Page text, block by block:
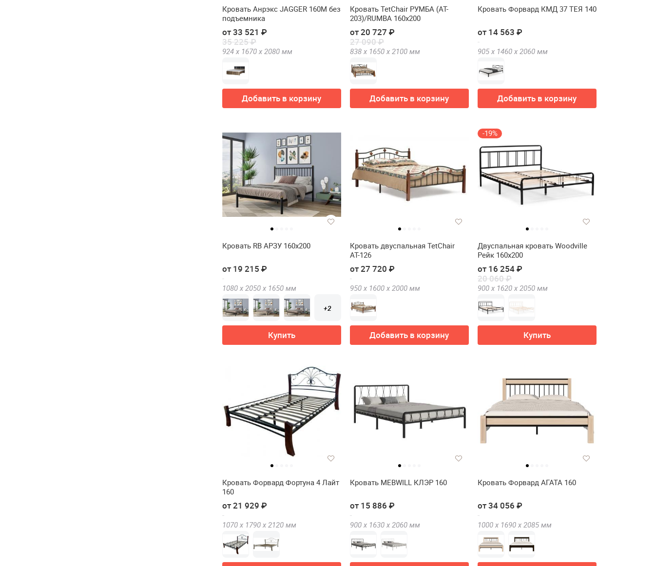
Кровать Анрэкс JAGGER 160М без
подъемника
от 33 521 ₽
35 225 ₽
924 х 1670 х 2080 мм
Добавить в корзину
Кровать TetChair РУМБА (AT-
203)/RUMBA 160х200
от 20 727 ₽
27 090 ₽
838 х 1650 х 2100 мм
Добавить в корзину
Кровать Форвард КМД 37 ТЕЯ 140
от 14 563 ₽
905 х 1460 х 2060 мм
Добавить в корзину
Кровать RB АРЗУ 160х200
от 19 215 ₽
1080 х 2050 х 1650 мм
+2
Купить
Кровать двуспальная TetChair
АТ-126
от 27 720 ₽
950 х 1600 х 2000 мм
Добавить в корзину
-19%
Двуспальная кровать Woodville
Рейк 160х200
от 16 254 ₽
20 060 ₽
900 х 1620 х 2050 мм
Купить
Кровать Форвард Фортуна 4 Лайт
160
от 21 929 ₽
1070 х 1790 х 2120 мм
Кровать MEBWILL КЛЭР 160
от 15 886 ₽
900 х 1630 х 2060 мм
Кровать Форвард АГАТА 160
от 34 056 ₽
1000 х 1690 х 2085 мм